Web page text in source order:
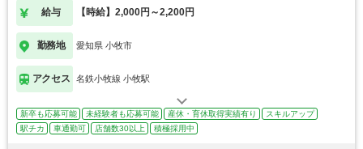
給与 【時給】2,000円～2,200円
勤務地 愛知県 小牧市
アクセス 名鉄小牧線 小牧駅
新卒も応募可能 未経験者も応募可能 産休・育休取得実績有り
スキルアップ
駅チカ
車通勤可 店舗数30以上 積極採用中